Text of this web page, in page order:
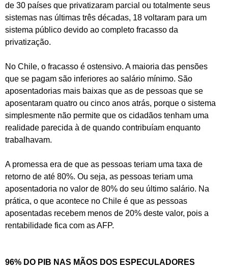
de 30 países que privatizaram parcial ou totalmente seus
sistemas nas últimas três décadas, 18 voltaram para um
sistema público devido ao completo fracasso da
privatização.
No Chile, o fracasso é ostensivo. A maioria das pensões
que se pagam são inferiores ao salário mínimo. São
aposentadorias mais baixas que as de pessoas que se
aposentaram quatro ou cinco anos atrás, porque o sistema
simplesmente não permite que os cidadãos tenham uma
realidade parecida à de quando contribuíam enquanto
trabalhavam.
A promessa era de que as pessoas teriam uma taxa de
retorno de até 80%. Ou seja, as pessoas teriam uma
aposentadoria no valor de 80% do seu último salário. Na
prática, o que acontece no Chile é que as pessoas
aposentadas recebem menos de 20% deste valor, pois a
rentabilidade fica com as AFP.
96% DO PIB NAS MÃOS DOS ESPECULADORES